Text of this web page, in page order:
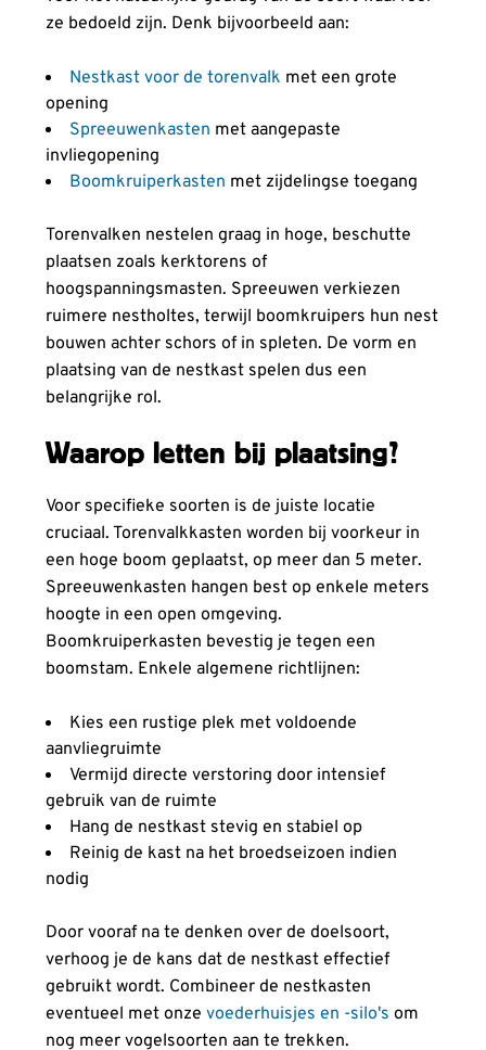
ze bedoeld zijn. Denk bijvoorbeeld aan:
Nestkast voor de torenvalk met een grote
opening
Spreeuwenkasten met aangepaste
invliegopening
Boomkruiperkasten met zijdelingse toegang
Torenvalken nestelen graag in hoge, beschutte
plaatsen zoals kerktorens of
hoogspanningsmasten. Spreeuwen verkiezen
ruimere nestholtes, terwijl boomkruipers hun nest
bouwen achter schors of in spleten. De vorm en
plaatsing van de nestkast spelen dus een
belangrijke rol.
Waarop letten bij plaatsing?
Voor specifieke soorten is de juiste locatie
cruciaal. Torenvalkkasten worden bij voorkeur in
een hoge boom geplaatst, op meer dan 5 meter.
Spreeuwenkasten hangen best op enkele meters
hoogte in een open omgeving.
Boomkruiperkasten bevestig je tegen een
boomstam. Enkele algemene richtlijnen:
Kies een rustige plek met voldoende
aanvliegruimte
Vermijd directe verstoring door intensief
gebruik van de ruimte
Hang de nestkast stevig en stabiel op
Reinig de kast na het broedseizoen indien
nodig
Door vooraf na te denken over de doelsoort,
verhoog je de kans dat de nestkast effectief
gebruikt wordt. Combineer de nestkasten
eventueel met onze voederhuisjes en -silo's om
nog meer vogelsoorten aan te trekken.